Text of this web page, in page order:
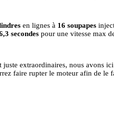
en lignes à 16 soupapes
secondes pour une vitesse max
extraordinaires, nous avons
faire rupter le moteur afin de le